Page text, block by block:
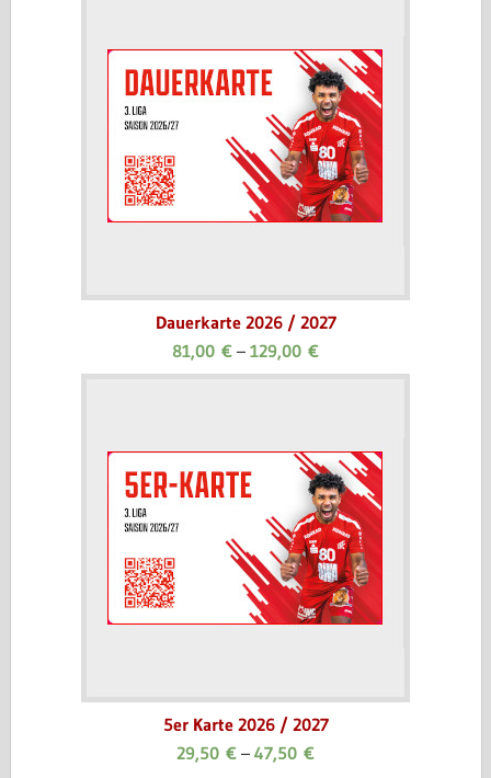
Dauerkarte 2026 / 2027
81,00 € – 129,00 €
5er Karte 2026 / 2027
29,50 € – 47,50 €